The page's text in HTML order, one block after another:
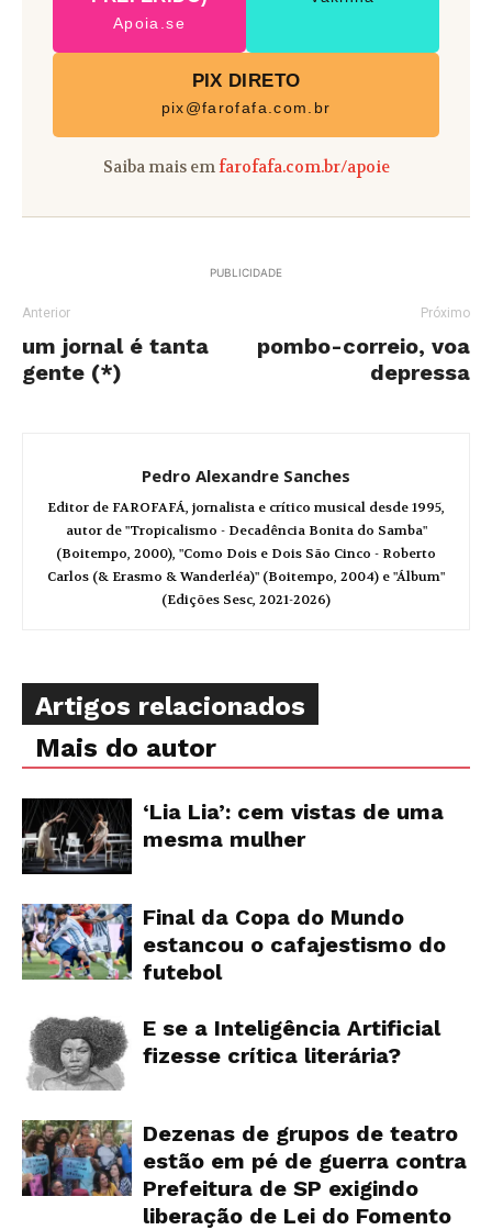
Apoia.se
PIX DIRETO
pix@farofafa.com.br
Saiba mais emfarofafa.com.br/apoie
PUBLICIDADE
Anterior
um jornal é tanta
gente (*)
Próximo
pombo-correio, voa
depressa
Pedro Alexandre Sanches
Editor de FAROFAFÁ, jornalista e crítico musical desde 1995,
autor de "Tropicalismo - Decadência Bonita do Samba"
(Boitempo, 2000), "Como Dois e Dois São Cinco - Roberto
Carlos (& Erasmo & Wanderléa)" (Boitempo, 2004) e "Álbum"
(Edições Sesc, 2021-2026)
Artigos relacionados
Mais do autor
‘Lia Lia’: cem vistas de uma
mesma mulher
Final da Copa do Mundo
estancou o cafajestismo do
futebol
E se a Inteligência Artificial
fizesse crítica literária?
Dezenas de grupos de teatro
estão em pé de guerra contra
Prefeitura de SP exigindo
liberação de Lei do Fomento